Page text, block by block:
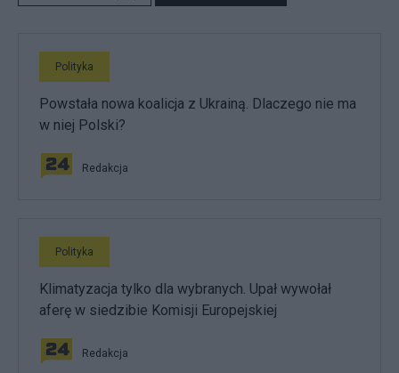
Polityka
Powstała nowa koalicja z Ukrainą. Dlaczego nie ma
w niej Polski?
Redakcja
Polityka
Klimatyzacja tylko dla wybranych. Upał wywołał
aferę w siedzibie Komisji Europejskiej
Redakcja